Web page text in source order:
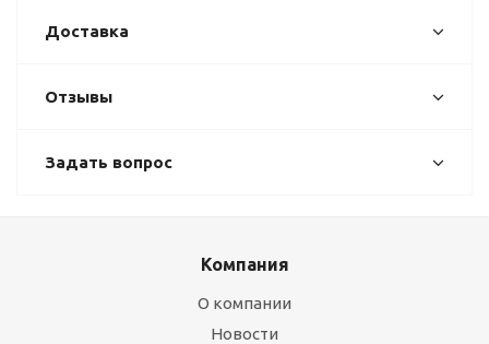
Доставка
Отзывы
Задать вопрос
Компания
О компании
Новости